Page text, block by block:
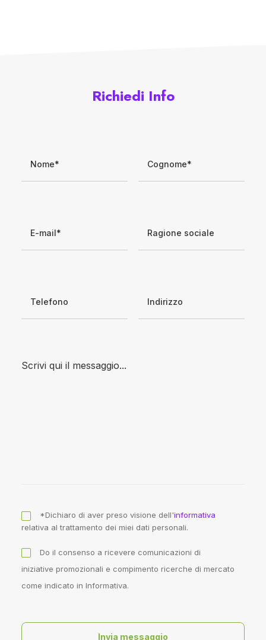
Richiedi Info
*Dichiaro di aver preso visione dell'informativa
relativa al trattamento dei miei dati personali.
Do il consenso a ricevere comunicazioni di
iniziative promozionali e compimento ricerche di mercato
come indicato in Informativa.